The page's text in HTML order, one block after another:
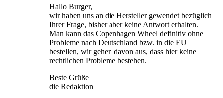
Hallo Burger,
wir haben uns an die Hersteller gewendet bezüglich
Ihrer Frage, bisher aber keine Antwort erhalten.
Man kann das Copenhagen Wheel definitiv ohne
Probleme nach Deutschland bzw. in die EU
bestellen, wir gehen davon aus, dass hier keine
rechtlichen Probleme bestehen.
Beste Grüße
die Redaktion